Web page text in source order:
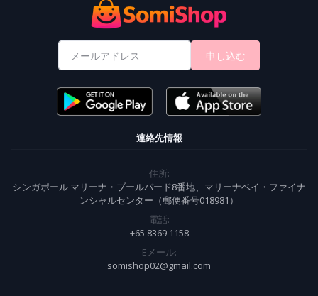
申し込む
連絡先情報
住所:
シンガポール マリーナ・ブールバード8番地、マリーナベイ・ファイナ
ンシャルセンター（郵便番号018981）
電話:
+65 8369 1158
Eメール:
somishop02@gmail.com